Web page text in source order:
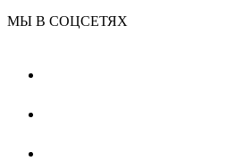
МЫ В СОЦСЕТЯХ